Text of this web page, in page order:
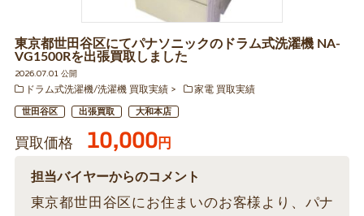
東京都世田谷区にてパナソニックのドラム式洗濯機 NA-
VG1500Rを出張買取しました
2026.07.01 公開
ドラム式洗濯機/洗濯機 買取実績
家電 買取実績
世田谷区 出張買取 大和本店
買取価格 10,000円
担当バイヤーからのコメント
東京都世田谷区にお住まいのお客様より、パナ